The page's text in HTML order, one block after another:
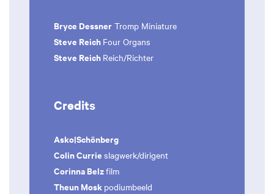
Bryce Dessner Tromp Miniature
Steve Reich Four Organs
Steve Reich Reich/Richter
Credits
Asko|Schönberg
Colin Currie slagwerk/dirigent
Corinna Belzfilm
Theun Mosk podiumbeeld